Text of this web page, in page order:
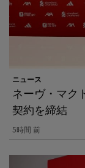
ニュース
ネーヴ・マク
契約を締結
5時間 前